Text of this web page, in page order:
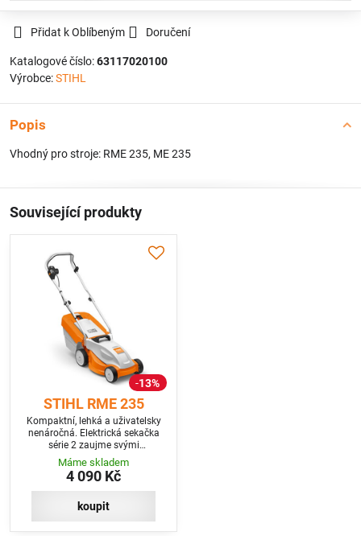
Přidat k Oblíbeným Doručení
Katalogové číslo:63117020100
Výrobce:STIHL
Popis
Vhodný pro stroje: RME 235, ME 235
Související produkty
13%
STIHL RME 235
Kompaktní, lehká a uživatelsky
nenáročná. Elektrická sekačka
série 2 zaujme svými
kompaktními rozměry, snadnou
ovladatelností a nízkou
hmotností 13 kg. Velmi lehce se
tak s ní manévruje mezi keři a
záhony. Výšku sečení lze
Travní koš na 30 litrů má
Máme skladem
4 090 Kč
koupit